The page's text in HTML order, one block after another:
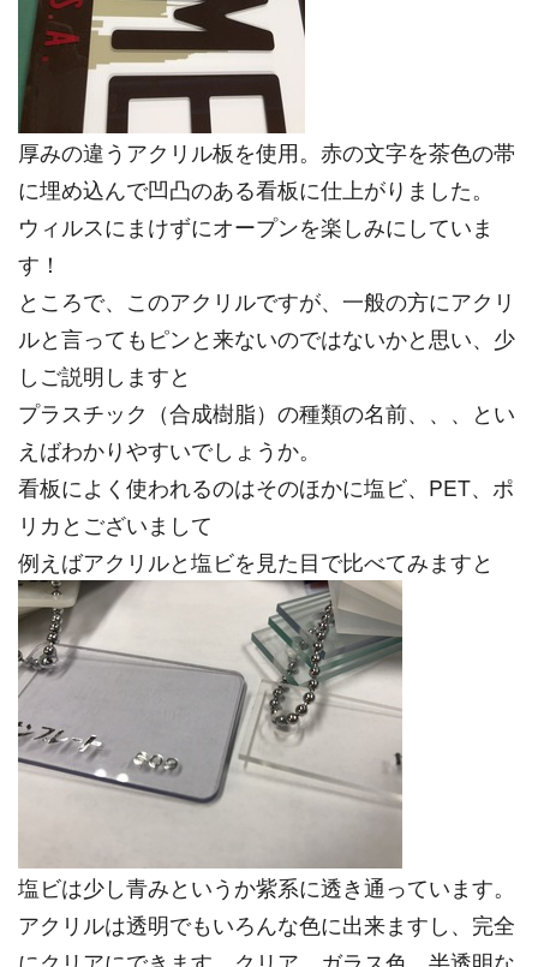
厚みの違うアクリル板を使用。赤の文字を茶色の帯
に埋め込んで凹凸のある看板に仕上がりました。
ウィルスにまけずにオープンを楽しみにしていま
す！
ところで、このアクリルですが、一般の方にアクリ
ルと言ってもピンと来ないのではないかと思い、少
しご説明しますと
プラスチック（合成樹脂）の種類の名前、、、とい
えばわかりやすいでしょうか。
看板によく使われるのはそのほかに塩ビ、PET、ポ
リカとございまして
例えばアクリルと塩ビを見た目で比べてみますと
塩ビは少し青みというか紫系に透き通っています。
アクリルは透明でもいろんな色に出来ますし、完全